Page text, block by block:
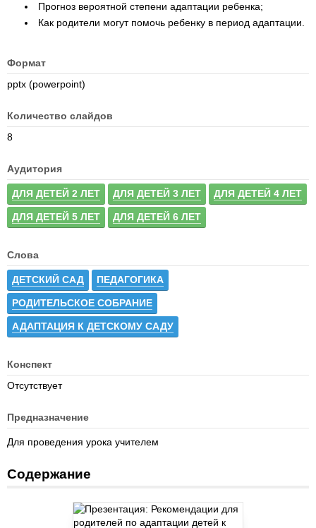
Прогноз вероятной степени адаптации ребенка;
Как родители могут помочь ребенку в период адаптации.
Формат
pptx (powerpoint)
Количество слайдов
8
Аудитория
ДЛЯ ДЕТЕЙ 2 ЛЕТ ДЛЯ ДЕТЕЙ 3 ЛЕТ ДЛЯ ДЕТЕЙ 4 ЛЕТ
ДЛЯ ДЕТЕЙ 5 ЛЕТ ДЛЯ ДЕТЕЙ 6 ЛЕТ
Слова
ДЕТСКИЙ САД ПЕДАГОГИКА
РОДИТЕЛЬСКОЕ СОБРАНИЕ
АДАПТАЦИЯ К ДЕТСКОМУ САДУ
Конспект
Отсутствует
Предназначение
Для проведения урока учителем
Содержание